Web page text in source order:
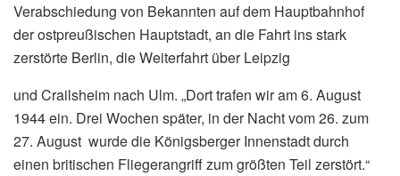
Verabschiedung von Bekannten auf dem Hauptbahnhof
der ostpreußischen Hauptstadt, an die Fahrt ins stark
zerstörte Berlin, die Weiterfahrt über Leipzig
und Crailsheim nach Ulm. „Dort trafen wir am 6. August
1944 ein. Drei Wochen später, in der Nacht vom 26. zum
27. August wurde die Königsberger Innenstadt durch
einen britischen Fliegerangriff zum größten Teil zerstört.“